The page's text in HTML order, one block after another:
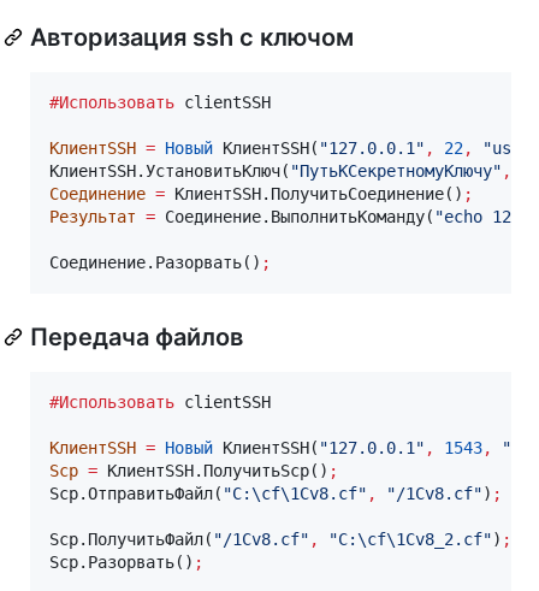
Авторизация ssh с ключом
#Использовать clientSSH
КлиентSSH = Новый КлиентSSH( "127.0.0.1" , 22,
"user"
КлиентSSH.УстановитьКлюч( "ПутьКСекретномуКлючу" ,
Соединение = КлиентSSH.ПолучитьСоединение() ;
Результат = Соединение.ВыполнитьКоманду( "echo 123"
Соединение.Разорвать() ;
Передача файлов
#Использовать clientSSH
КлиентSSH = Новый КлиентSSH( "127.0.0.1" , 1543,
Scp = КлиентSSH.ПолучитьScp() ;
Scp.ОтправитьФайл( "C:\cf\1Cv8.cf" , "/1Cv8.cf") ;
Scp.ПолучитьФайл( "/1Cv8.cf" , "C:\cf\1Cv8_2.cf") ;
Scp.Разорвать() ;